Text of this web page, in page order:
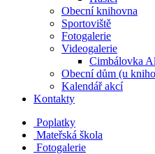
Obecní knihovna
Sportoviště
Fotogalerie
Videogalerie
Cimbálovka
Obecní dům (u
Kalendář akcí
Kontakty
Poplatky
Mateřská škola
Fotogalerie